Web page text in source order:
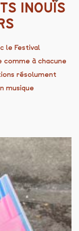
INOUÏS
le Festival
à chacune
résolument
musique